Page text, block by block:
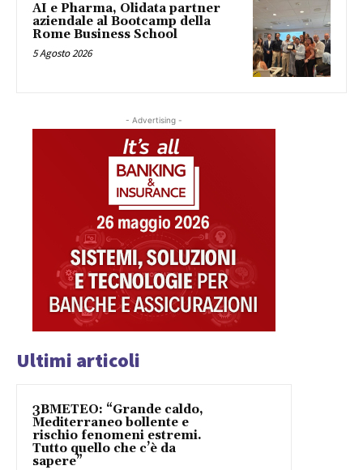
AI e Pharma, Olidata partner
aziendale al Bootcamp della
Rome Business School
5 Agosto 2026
- Advertising -
Ultimi articoli
3BMETEO: “Grande caldo,
Mediterraneo bollente e
rischio fenomeni estremi.
Tutto quello che c’è da
sapere”